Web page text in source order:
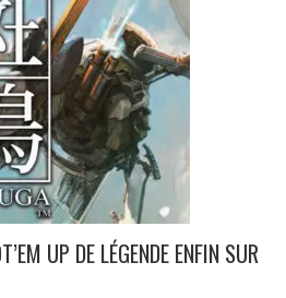
UP DE LÉGENDE ENFIN SUR